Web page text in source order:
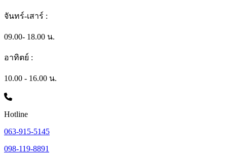
จันทร์-เสาร์ :
09.00- 18.00 น.
อาทิตย์ :
10.00 - 16.00 น.
Hotline
063-915-5145
098-119-8891